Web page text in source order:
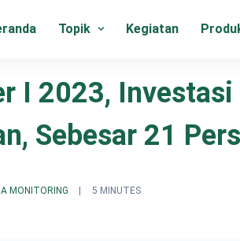
Topik Kegiatan
I 2023,
Sebesar 21
MONITORING 5 MINUTES